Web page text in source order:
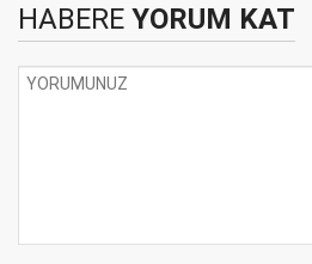
HABERE YORUM KAT